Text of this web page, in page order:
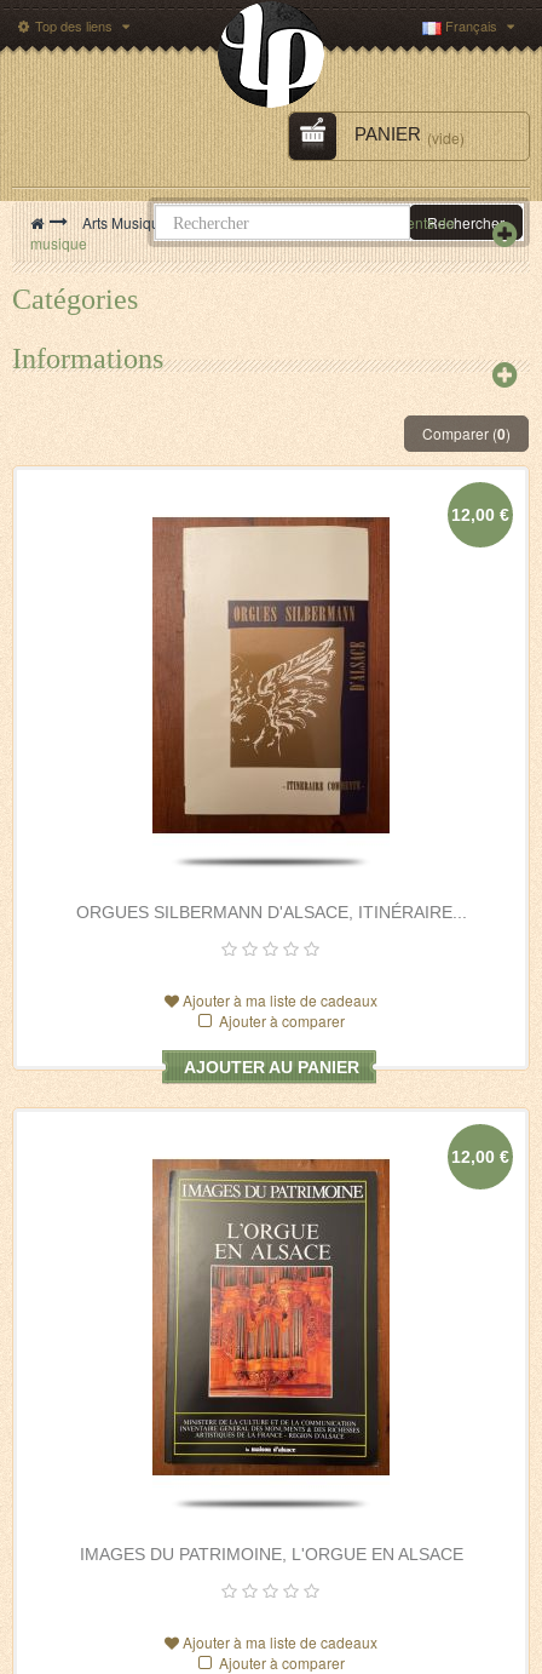
Français
Top des liens
Rechercher
PANIER (vide)
> Arts Musique Cinéma >
Instruments de
musique
Catégories
Informations
Comparer (0)
ORGUES SILBERMANN D'ALSACE, ITINÉRAIRE...
12,00 €
Ajouter à ma liste de cadeaux
Ajouter à comparer
AJOUTER AU PANIER
IMAGES DU PATRIMOINE, L'ORGUE EN ALSACE
12,00 €
Ajouter à ma liste de cadeaux
Ajouter à comparer